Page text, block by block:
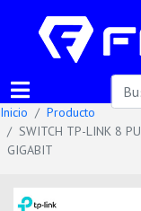
Inicio
Producto
SWITCH TP-LINK 8
GIGABIT